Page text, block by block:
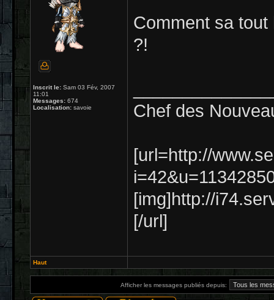
Inscrit le: Sam 03 Fév, 2007
11:01
Messages: 674
Localisation: savoie
Comment sa
?!
Chef des
[url=http://
[img]http://
[/url]
Haut
Afficher les messages publiés depuis: